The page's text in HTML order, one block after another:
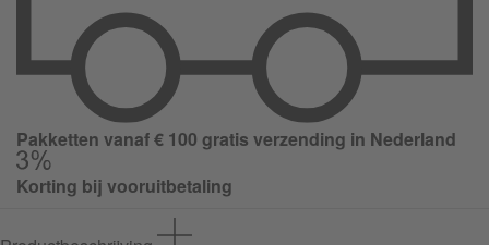
Pakketten vanaf € 100 gratis verzending in Nederland
Korting bij vooruitbetaling